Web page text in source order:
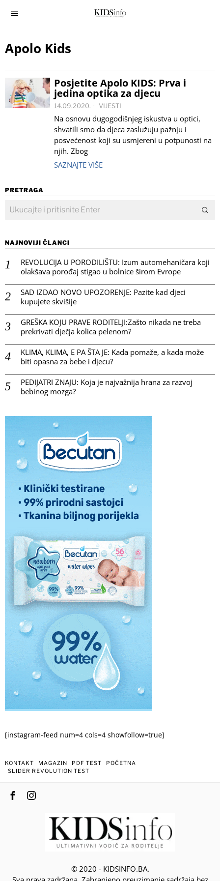
Apolo Kids
Posjetite Apolo KIDS: Prva i
jedina optika za djecu
14.09.2020. VIJESTI
Na osnovu dugogodišnjeg iskustva u optici,
shvatili smo da djeca zaslužuju pažnju i
posvećenost koji su usmjereni u potpunosti na
njih. Zbog
SAZNAJTE VIŠE
PRETRAGA
NAJNOVIJI ČLANCI
REVOLUCIJA U PORODILIŠTU: Izum automehaničara koji
olakšava porođaj stigao u bolnice širom Evrope
SAD IZDAO NOVO UPOZORENJE: Pazite kad djeci
kupujete skvišije
GREŠKA KOJU PRAVE RODITELJI:Zašto nikada ne treba
prekrivati dječja kolica pelenom?
KLIMA, KLIMA, E PA ŠTA JE: Kada pomaže, a kada može
biti opasna za bebe i djecu?
PEDIJATRI ZNAJU: Koja je najvažnija hrana za razvoj
bebinog mozga?
[instagram-feed num=4 cols=4 showfollow=true]
KONTAKT MAGAZIN PDF TEST
POČETNA
SLIDER REVOLUTION TEST
© 2020 - KIDSINFO.BA.